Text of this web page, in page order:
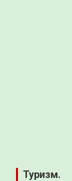
Туризм.